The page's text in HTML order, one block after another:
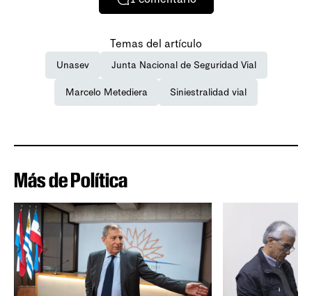
Temas del artículo
Unasev Junta Nacional de Seguridad Vial
Marcelo Metediera Siniestralidad vial
Más de Política